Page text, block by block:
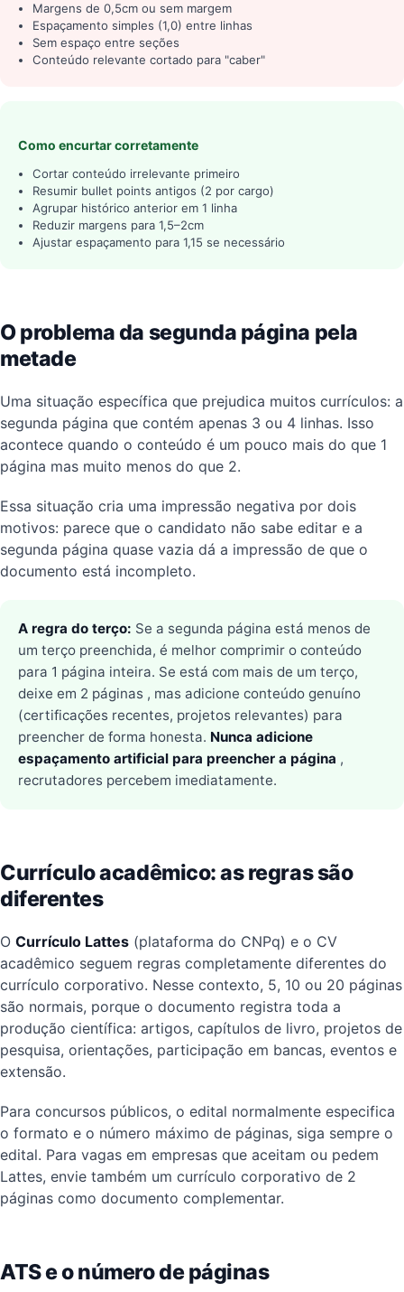
Margens de 0,5cm ou sem margem
Espaçamento simples (1,0) entre linhas
Sem espaço entre seções
Conteúdo relevante cortado para "caber"
Como encurtar corretamente
Cortar conteúdo irrelevante primeiro
Resumir bullet points antigos (2 por cargo)
Agrupar histórico anterior em 1 linha
Reduzir margens para 1,5–2cm
Ajustar espaçamento para 1,15 se necessário
O problema da segunda página pela
metade
Uma situação específica que prejudica muitos currículos: a
segunda página que contém apenas 3 ou 4 linhas. Isso
acontece quando o conteúdo é um pouco mais do que 1
página mas muito menos do que 2.
Essa situação cria uma impressão negativa por dois
motivos: parece que o candidato não sabe editar e a
segunda página quase vazia dá a impressão de que o
documento está incompleto.
A regra do terço: Se a segunda página está menos de
um terço preenchida, é melhor comprimir o conteúdo
para 1 página inteira. Se está com mais de um terço,
deixe em 2 páginas , mas adicione conteúdo genuíno
(certificações recentes, projetos relevantes) para
preencher de forma honesta. Nunca adicione
espaçamento artificial para preencher a página ,
recrutadores percebem imediatamente.
Currículo acadêmico: as regras são
diferentes
O Currículo Lattes (plataforma do CNPq) e o CV
acadêmico seguem regras completamente diferentes do
currículo corporativo. Nesse contexto, 5, 10 ou 20 páginas
são normais, porque o documento registra toda a
produção científica: artigos, capítulos de livro, projetos de
pesquisa, orientações, participação em bancas, eventos e
extensão.
Para concursos públicos, o edital normalmente especifica
o formato e o número máximo de páginas, siga sempre o
edital. Para vagas em empresas que aceitam ou pedem
Lattes, envie também um currículo corporativo de 2
páginas como documento complementar.
ATS e o número de páginas